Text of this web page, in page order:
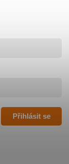
Přihlásit se